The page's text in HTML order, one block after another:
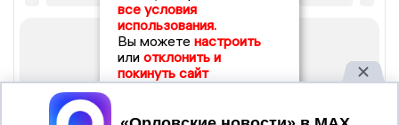
все условия
использования.
Вы можете настроить
или отклонить и
покинуть сайт
Принять